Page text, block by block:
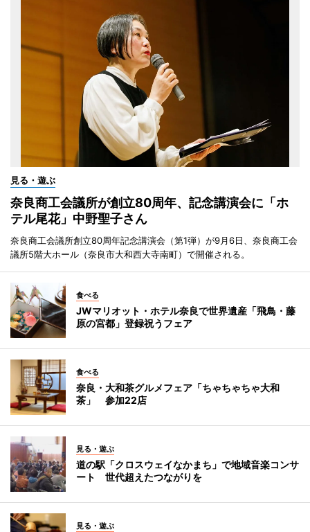
見る・遊ぶ
奈良商工会議所が創立80周年、記念講演会に「ホ
テル尾花」中野聖子さん
奈良商工会議所創立80周年記念講演会（第1弾）が9月6日、奈良商工会
議所5階大ホール（奈良市大和西大寺南町）で開催される。
食べる
JWマリオット・ホテル奈良で世界遺産「飛鳥・藤
原の宮都」登録祝うフェア
食べる
奈良・大和茶グルメフェア「ちゃちゃちゃ大和
茶」 参加22店
見る・遊ぶ
道の駅「クロスウェイなかまち」で地域音楽コンサ
ート 世代超えたつながりを
見る・遊ぶ